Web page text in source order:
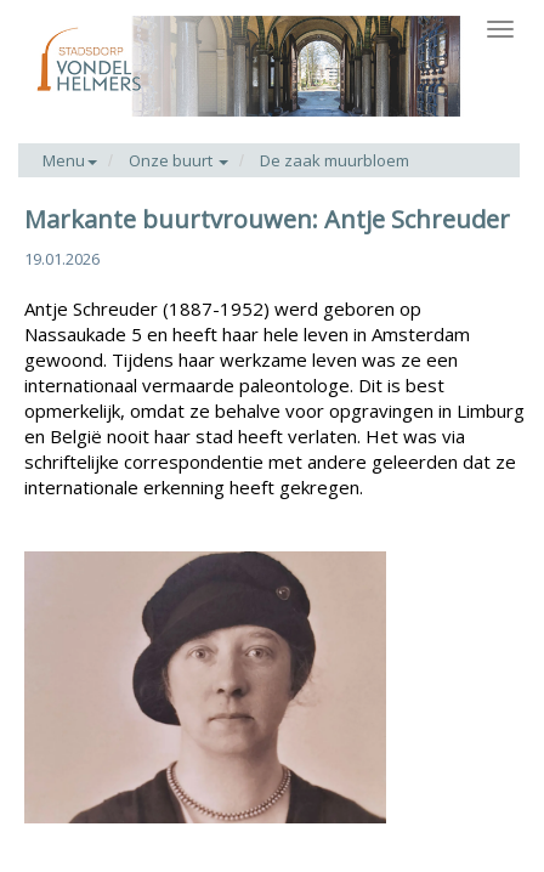
Menu Onze buurt De zaak muurbloem
Markante buurtvrouwen: Antje Schreuder
19.01.2026
Antje Schreuder (1887-1952) werd geboren op
Nassaukade 5 en heeft haar hele leven in Amsterdam
gewoond. Tijdens haar werkzame leven was ze een
internationaal vermaarde paleontologe. Dit is best
opmerkelijk, omdat ze behalve voor opgravingen in Limburg
en België nooit haar stad heeft verlaten. Het was via
schriftelijke correspondentie met andere geleerden dat ze
internationale erkenning heeft gekregen.